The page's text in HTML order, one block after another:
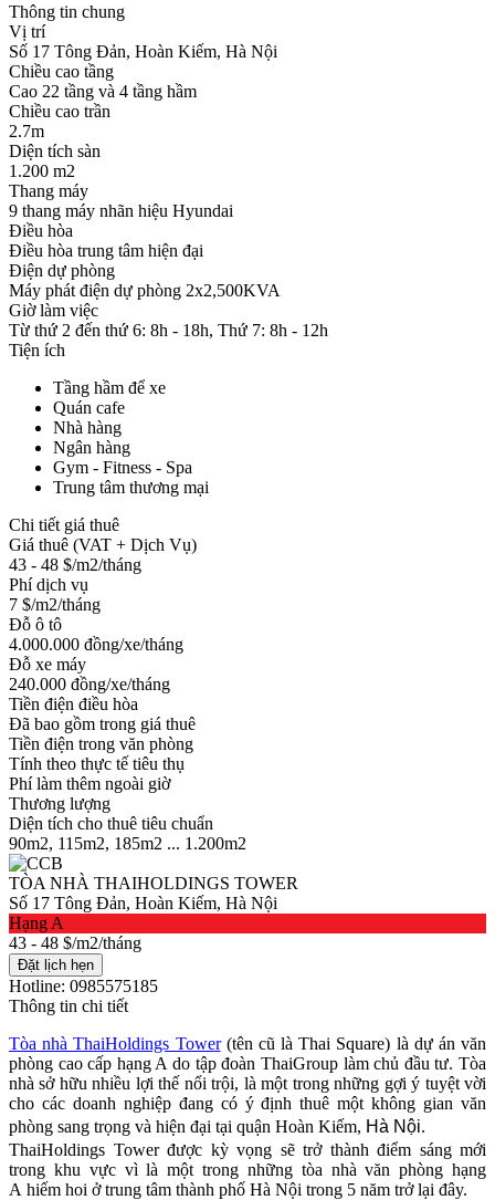
Thông tin chung
Vị trí
Số 17 Tông Đản, Hoàn Kiếm, Hà Nội
Chiều cao tầng
Cao 22 tầng và 4 tầng hầm
Chiều cao trần
2.7m
Diện tích sàn
1.200 m2
Thang máy
9 thang máy nhãn hiệu Hyundai
Điều hòa
Điều hòa trung tâm hiện đại
Điện dự phòng
Máy phát điện dự phòng 2x2,500KVA
Giờ làm việc
Từ thứ 2 đến thứ 6: 8h - 18h, Thứ 7: 8h - 12h
Tiện ích
Tầng hầm để xe
Quán cafe
Nhà hàng
Ngân hàng
Gym - Fitness - Spa
Trung tâm thương mại
Chi tiết giá thuê
Giá thuê (VAT + Dịch Vụ)
43 - 48 $/m2/tháng
Phí dịch vụ
7 $/m2/tháng
Đỗ ô tô
4.000.000 đồng/xe/tháng
Đỗ xe máy
240.000 đồng/xe/tháng
Tiền điện điều hòa
Đã bao gồm trong giá thuê
Tiền điện trong văn phòng
Tính theo thực tế tiêu thụ
Phí làm thêm ngoài giờ
Thương lượng
Diện tích cho thuê tiêu chuẩn
90m2, 115m2, 185m2 ... 1.200m2
TÒA NHÀ THAIHOLDINGS TOWER
Số 17 Tông Đản, Hoàn Kiếm, Hà Nội
Hạng A
43 - 48 $/m2/tháng
Đặt lịch hẹn
Hotline: 0985575185
Thông tin chi tiết
Tòa nhà ThaiHoldings Tower(tên cũ là Thai Square) là dự án văn
phòng cao cấp hạng A do tập đoàn ThaiGroup làm chủ đầu tư. Tòa
nhà sở hữu nhiều lợi thế nổi trội, là một trong những gợi ý tuyệt vời
cho các doanh nghiệp đang có ý định thuê một không gian văn
phòng sang trọng và hiện đại tại quận Hoàn Kiếm, Hà Nội.
ThaiHoldings Tower được kỳ vọng sẽ trở thành điểm sáng mới
trong khu vực vì là một trong những tòa nhà văn phòng hạng
A hiếm hoi ở trung tâm thành phố Hà Nội trong 5 năm trở lại đây.